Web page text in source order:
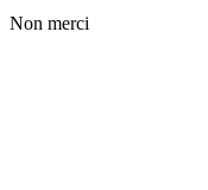
Non merci